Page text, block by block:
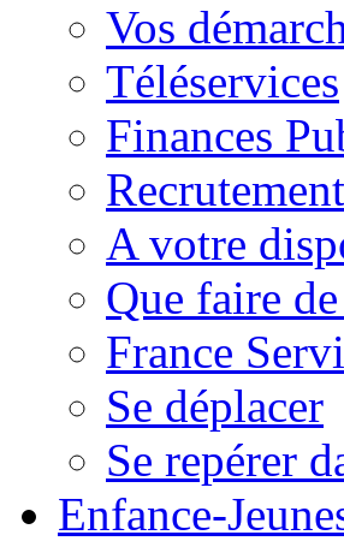
Vos
Téléservices
Finances
A votre
Que faire
France
Se déplacer
Se repérer
Enfance-